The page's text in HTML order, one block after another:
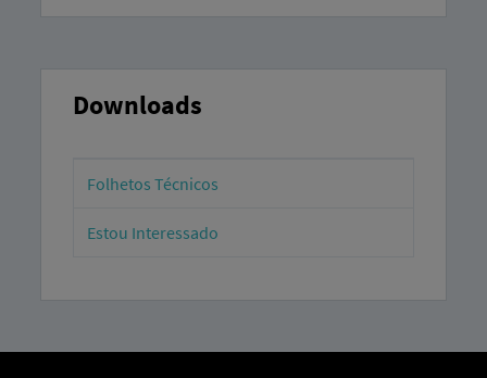
Downloads
Folhetos Técnicos
Estou Interessado